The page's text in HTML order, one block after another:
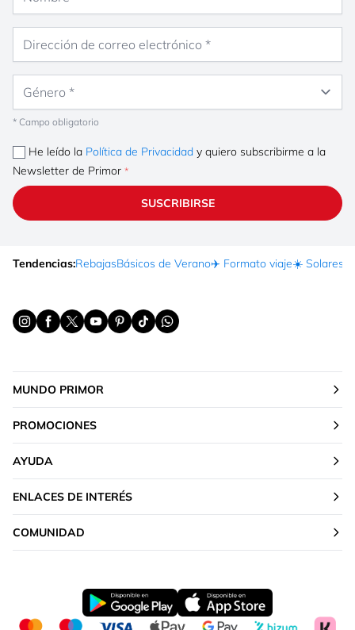
* Campo obligatorio
He leído la Política de Privacidad y quiero subscribirme a la
Newsletter de Primor
SUSCRIBIRSE
Tendencias:RebajasBásicos de Verano✈️ Formato viaje☀️ Solares
MUNDO PRIMOR
PROMOCIONES
AYUDA
ENLACES DE INTERÉS
COMUNIDAD